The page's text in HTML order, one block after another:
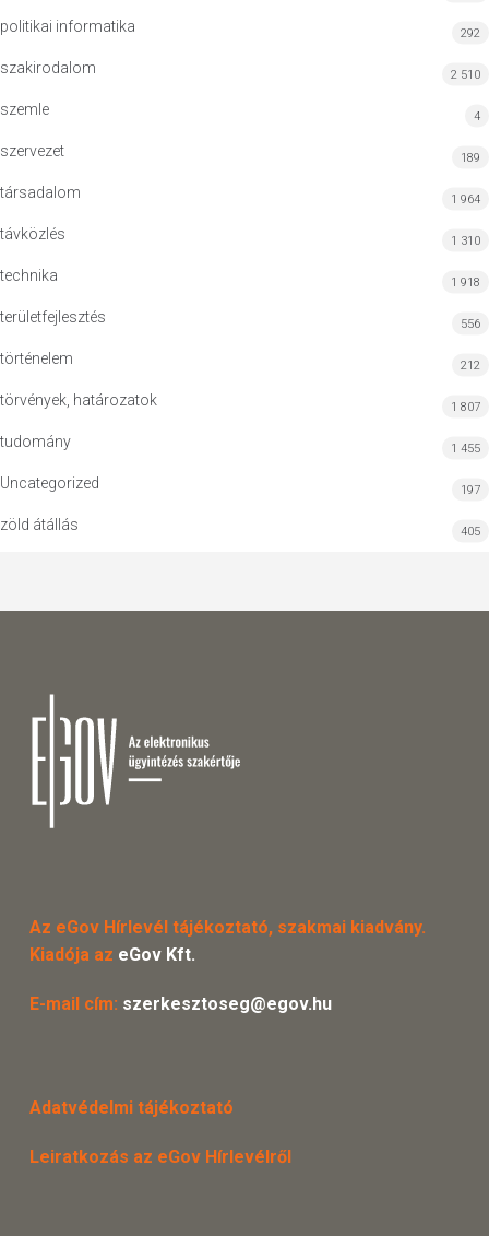
politikai informatika 292
szakirodalom 2 510
szemle 4
szervezet 189
társadalom 1 964
távközlés 1 310
technika 1 918
területfejlesztés 556
történelem 212
törvények, határozatok 1 807
tudomány 1 455
Uncategorized 197
zöld átállás 405
Az eGov Hírlevél tájékoztató, szakmai kiadvány.
Kiadója az eGov Kft.
E-mail cím: szerkesztoseg@egov.hu
Adatvédelmi tájékoztató
Leiratkozás az eGov Hírlevélről